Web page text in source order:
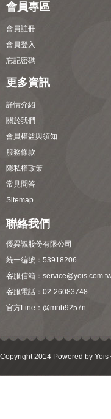
會員專區
會員註冊
會員登入
忘記密碼
更多資訊
詳情介紹
關於我們
會員權益與須知
服務條款
隱私權政策
常見問答
Sitemap
聯絡我們
優異識股份有限公司
統一編號：53918206
客服信箱：
客服電話：02-26083748
官方Line： @mnb9257n
Copyright 2014 Powered by